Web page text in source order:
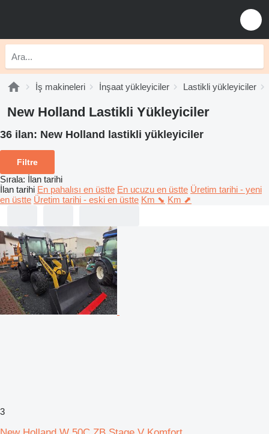
İş makineleri İnşaat yükleyiciler Lastikli yükleyiciler
New Holland Lastikli Yükleyiciler
36 ilan: New Holland lastikli yükleyiciler
Filtre
Sırala: İlan tarihi
İlan tarihi En pahalısı en üstte En ucuzu en üstte Üretim tarihi - yeni
en üstte Üretim tarihi - eski en üstte Km ⬊ Km ⬈
3